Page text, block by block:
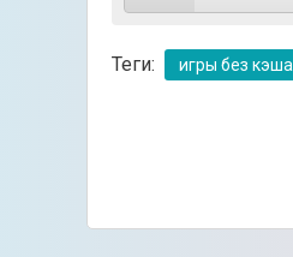
Теги: игры без кэша